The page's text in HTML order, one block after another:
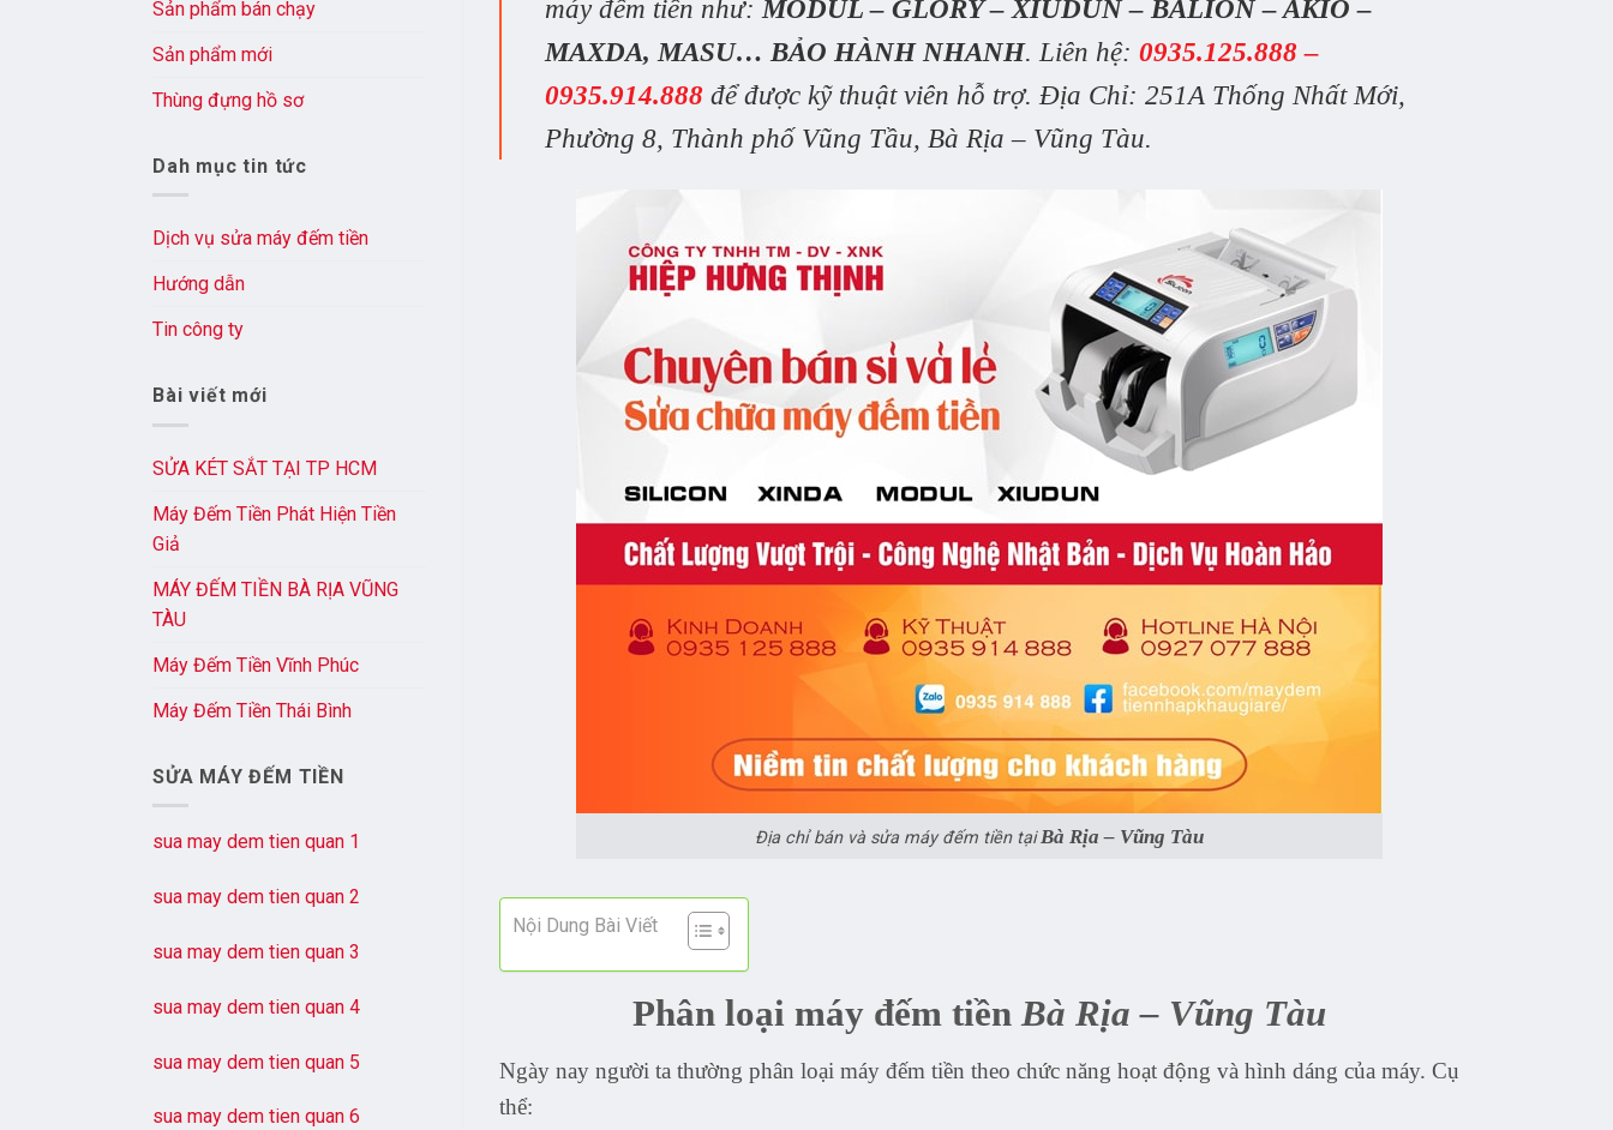
Sản phẩm bán chạy
Sản phẩm mới
Thùng đựng hồ sơ
Dah mục tin tức
Dịch vụ sửa máy đếm tiền
Hướng dẫn
Tin công ty
Bài viết mới
SỬA KÉT SẮT TẠI TP HCM
Máy Đếm Tiền Phát Hiện Tiền
Giả
MÁY ĐẾM TIỀN BÀ RỊA VŨNG
TÀU
Máy Đếm Tiền Vĩnh Phúc
Máy Đếm Tiền Thái Bình
SỬA MÁY ĐẾM TIỀN
sua may dem tien quan 1
sua may dem tien quan 2
sua may dem tien quan 3
sua may dem tien quan 4
sua may dem tien quan 5
sua may dem tien quan 6
máy đếm tiền như: MODUL – GLORY – XIUDUN – BALION – AKIO –
MAXDA, MASU… BẢO HÀNH NHANH. Liên hệ: 0935.125.888 –
0935.914.888 để được kỹ thuật viên hỗ trợ. Địa Chỉ: 251A Thống Nhất Mới,
Phường 8, Thành phố Vũng Tầu, Bà Rịa – Vũng Tàu.
Địa chỉ bán và sửa máy đếm tiền tạiBà Rịa – Vũng Tàu
Nội Dung Bài Viết
Phân loại máy đếm tiềnBà Rịa – Vũng Tàu
Ngày nay người ta thường phân loại máy đếm tiền theo chức năng hoạt động và hình dáng của máy. Cụ
thể: